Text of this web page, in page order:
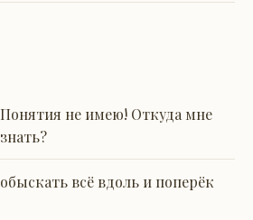
Понятия не имею! Откуда мне
знать?
обыскать всё вдоль и поперёк